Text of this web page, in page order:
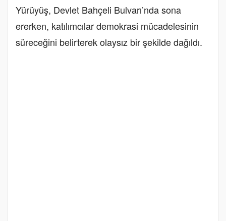
Yürüyüş, Devlet Bahçeli Bulvarı’nda sona
ererken, katılımcılar demokrasi mücadelesinin
süreceğini belirterek olaysız bir şekilde dağıldı.